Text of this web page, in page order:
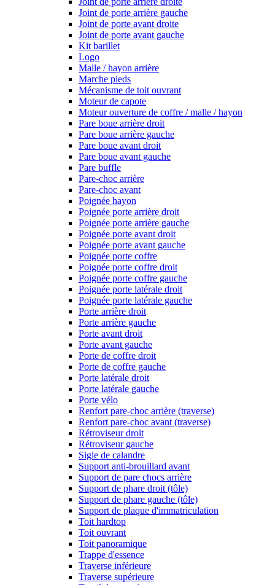
Joint de porte arrière gauche
Joint de porte avant droite
Joint de porte avant gauche
Kit barillet
Logo
Malle / hayon arrière
Marche pieds
Mécanisme de toit ouvrant
Moteur de capote
Moteur ouverture de coffre / malle / hayon
Pare boue arrière droit
Pare boue arrière gauche
Pare boue avant droit
Pare boue avant gauche
Pare buffle
Pare-choc arrière
Pare-choc avant
Poignée hayon
Poignée porte arrière droit
Poignée porte arrière gauche
Poignée porte avant droit
Poignée porte avant gauche
Poignée porte coffre
Poignée porte coffre droit
Poignée porte coffre gauche
Poignée porte latérale droit
Poignée porte latérale gauche
Porte arrière droit
Porte arrière gauche
Porte avant droit
Porte avant gauche
Porte de coffre droit
Porte de coffre gauche
Porte latérale droit
Porte latérale gauche
Porte vélo
Renfort pare-choc arrière (traverse)
Renfort pare-choc avant (traverse)
Rétroviseur droit
Rétroviseur gauche
Sigle de calandre
Support anti-brouillard avant
Support de pare chocs arrière
Support de phare droit (tôle)
Support de phare gauche (tôle)
Support de plaque d'immatriculation
Toit hardtop
Toit ouvrant
Toit panoramique
Trappe d'essence
Traverse inférieure
Traverse supérieure